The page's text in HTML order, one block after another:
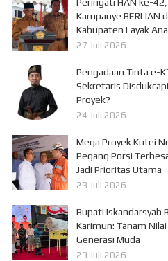
Kampanye BERLIAN
Kabupaten Layak
27 Juli 2026
Pengadaan Tinta e-
Sekretaris
Proyek?
24 Juli 2026
Mega Proyek Kutei
Pegang Porsi
Jadi Prioritas Utama
23 Juli 2026
Bupati Iskandarsyah
Karimun: Tanam
Generasi Muda
23 Juli 2026